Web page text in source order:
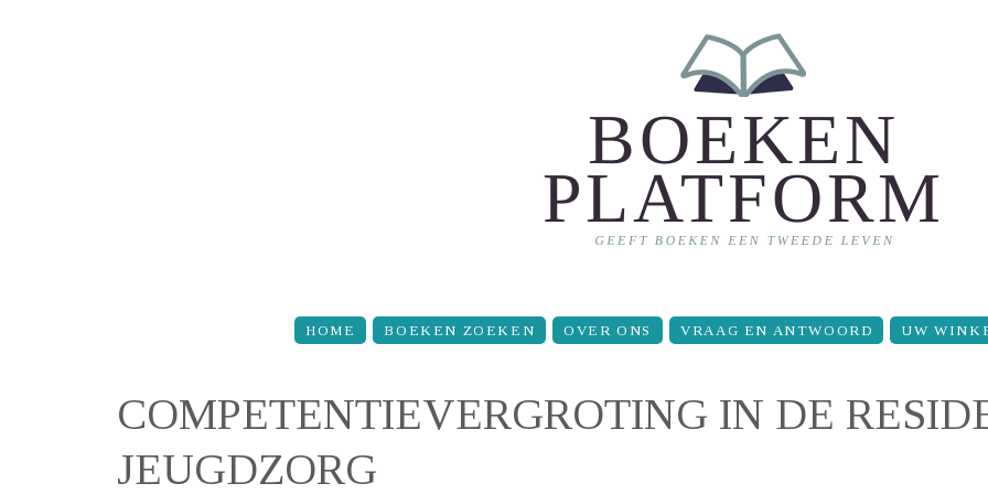
HOME BOEKEN ZOEKEN OVER ONS VRAAG EN ANTWOORD UW
COMPETENTIEVERGROTING IN DE
JEUGDZORG